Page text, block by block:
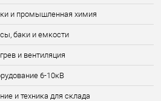
и промышленная химия
баки и емкости
и вентиляция
6-10кВ
и техника для склада